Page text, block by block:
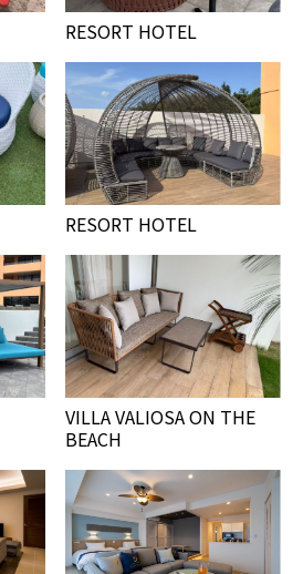
RESORT HOTEL
RESORT HOTEL
VILLA VALIOSA ON THE
BEACH